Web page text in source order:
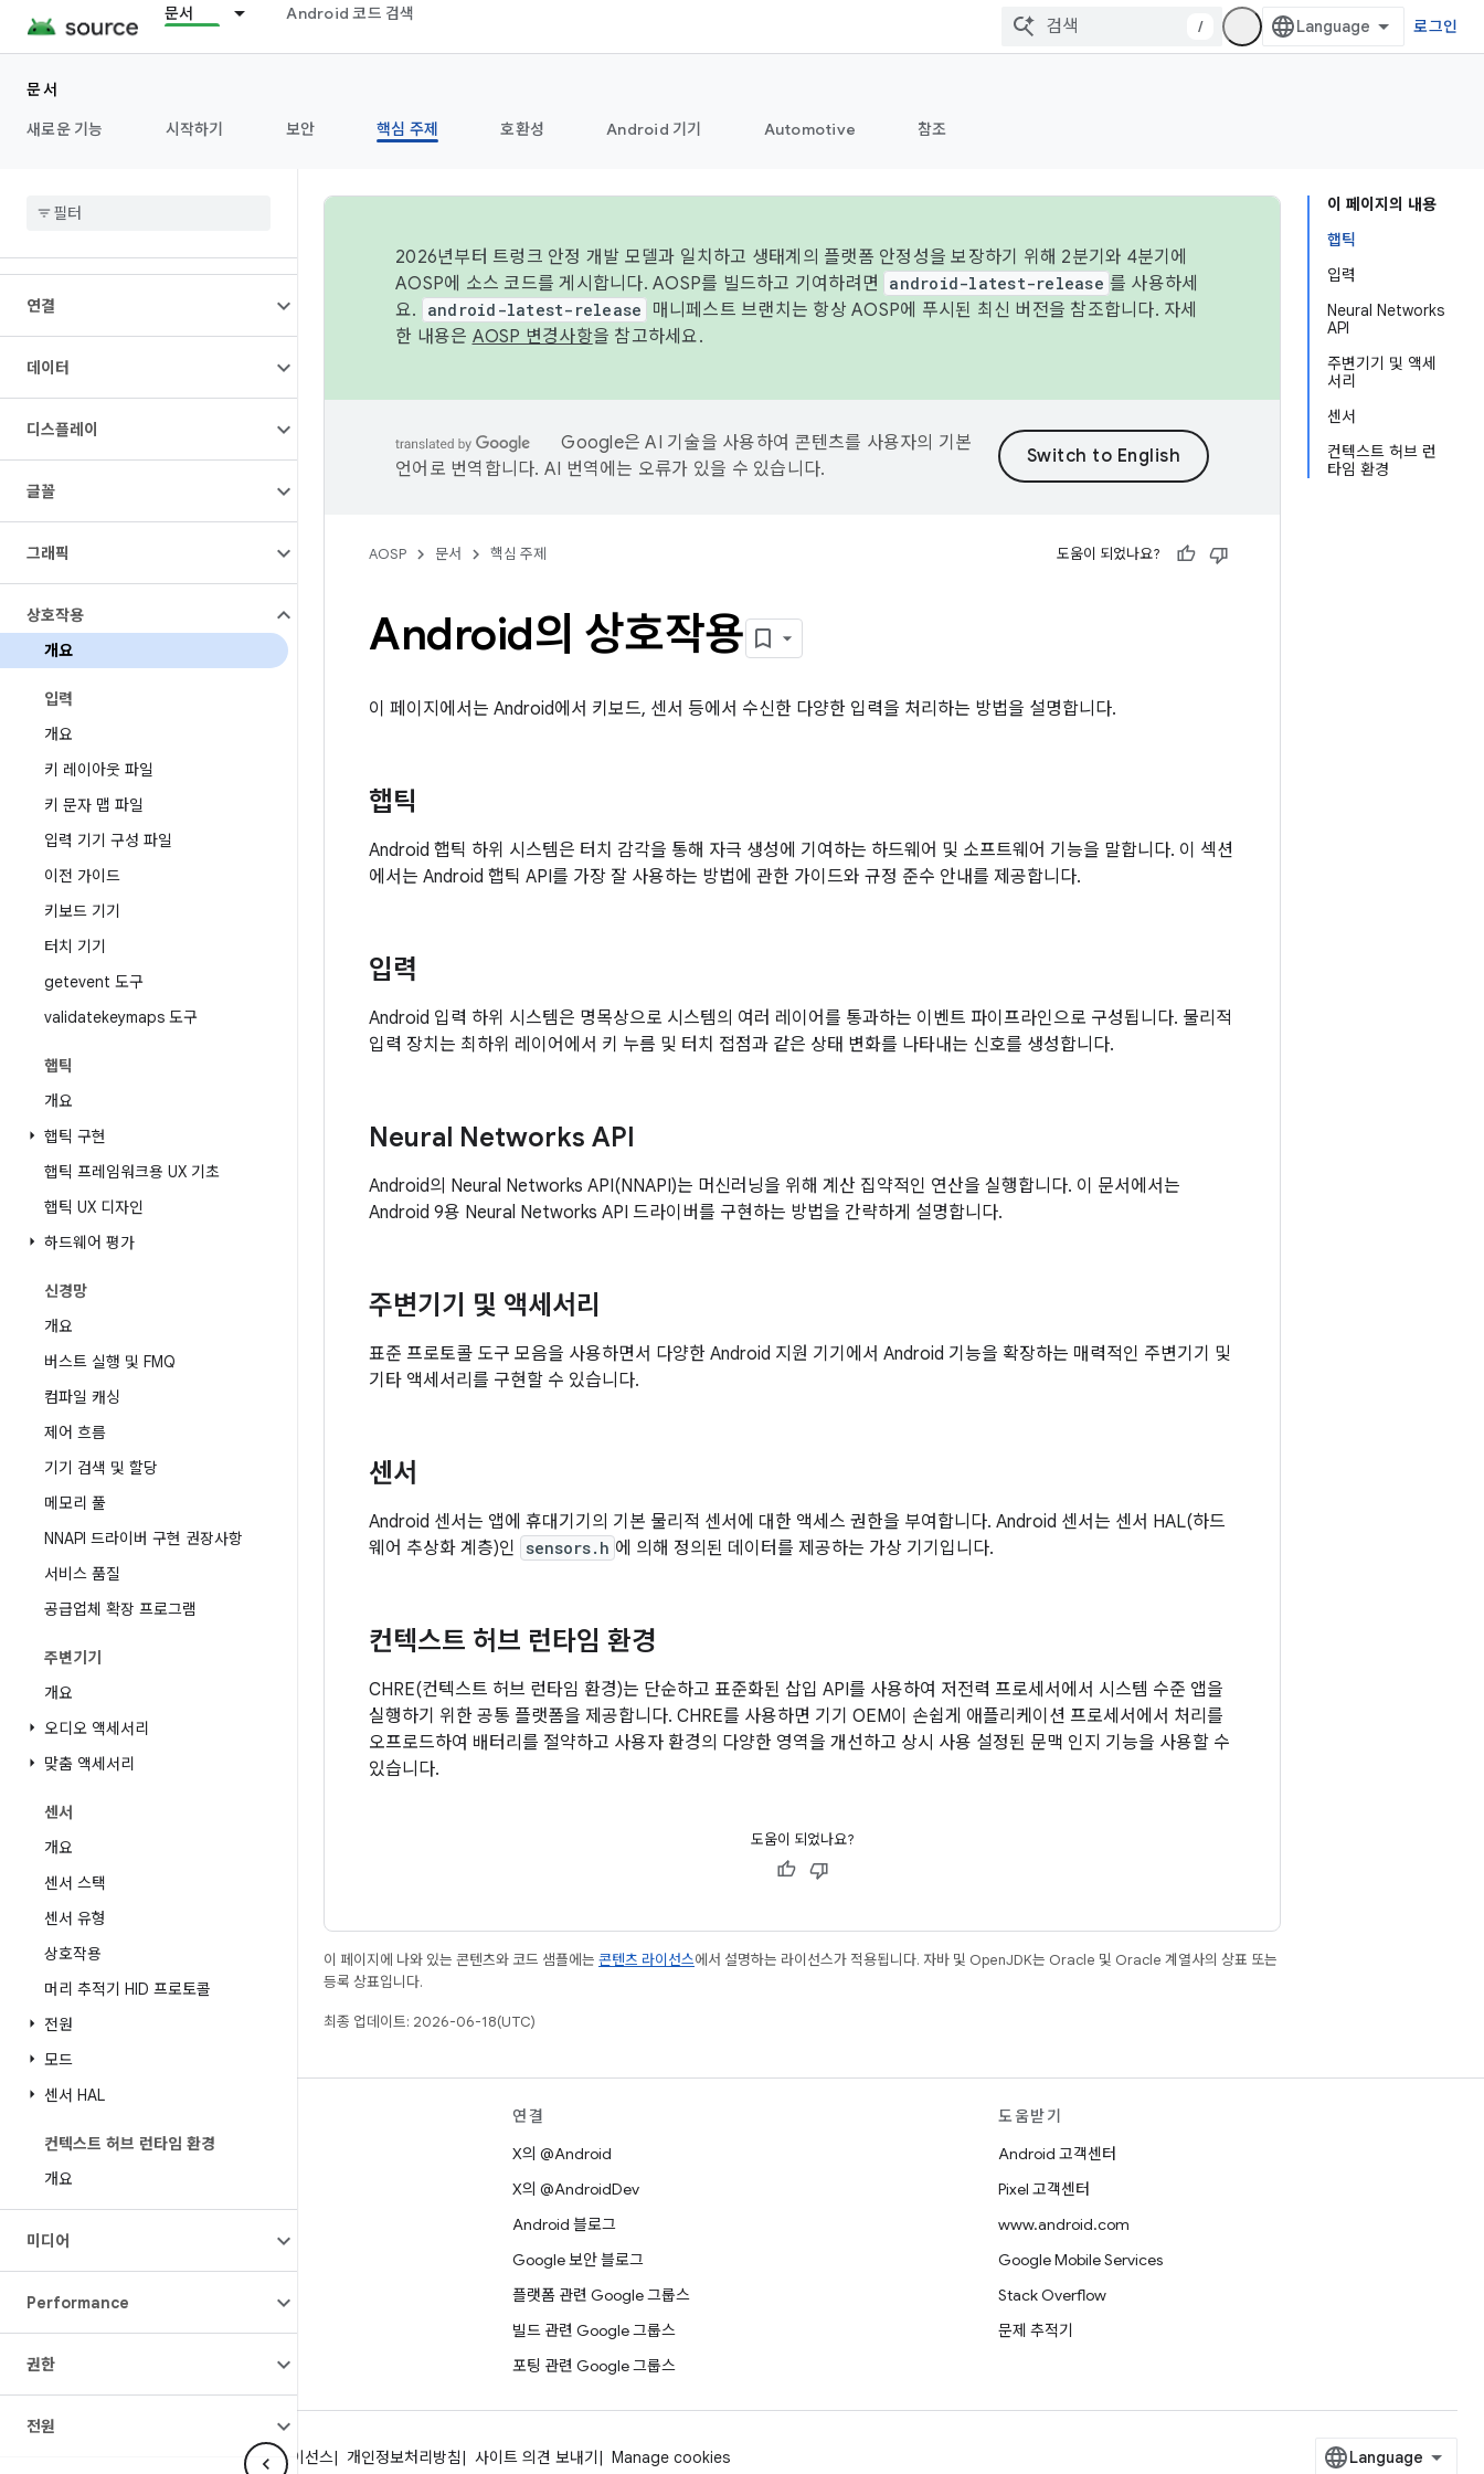
문서 Android 코드 검색
/ 로그인
문서
새로운 기능
시작하기 보안 핵심 주제 호환성 Android 기기 Automotive 참조
개요
아키텍처
연결
데이터
디스플레이
글꼴
그래픽
상호작용
개요
입력
개요
키 레이아웃 파일
키 문자 맵 파일
입력 기기 구성 파일
이전 가이드
키보드 기기
터치 기기
getevent 도구
validatekeymaps 도구
햅틱
개요
햅틱 구현
햅틱 프레임워크용 UX 기초
햅틱 UX 디자인
하드웨어 평가
신경망
개요
버스트 실행 및 FMQ
컴파일 캐싱
제어 흐름
기기 검색 및 할당
메모리 풀
NNAPI 드라이버 구현 권장사항
서비스 품질
공급업체 확장 프로그램
주변기기
개요
오디오 액세서리
맞춤 액세서리
센서
개요
센서 스택
센서 유형
상호작용
머리 추적기 HID 프로토콜
전원
모드
센서 HAL
컨텍스트 허브 런타임 환경
개요
미디어
Performance
권한
전원
이 페이지의 내용
햅틱
입력
Neural Networks
API
주변기기 및 액세
서리
센서
컨텍스트 허브 런
타임 환경
2026년부터 트렁크 안정 개발 모델과 일치하고 생태계의 플랫폼 안정성을 보장하기 위해 2분기와 4분기에
AOSP에 소스 코드를 게시합니다. AOSP를 빌드하고 기여하려면
android-latest-release 를 사용하세
요.
android-latest-release
매니페스트 브랜치는 항상 AOSP에 푸시된 최신 버전을 참조합니다. 자세
한 내용은 AOSP 변경사항을 참고하세요.
Google은 AI 기술을 사용하여 콘텐츠를 사용자의 기본
언어로 번역합니다. AI 번역에는 오류가 있을 수 있습니다.
AOSP 문서 핵심 주제 도움이 되었나요?
Android의 상호작용
이 페이지에서는 Android에서 키보드, 센서 등에서 수신한 다양한 입력을 처리하는 방법을 설명합니다.
햅틱
Android 햅틱 하위 시스템은 터치 감각을 통해 자극 생성에 기여하는 하드웨어 및 소프트웨어 기능을 말합니다. 이 섹션
에서는 Android 햅틱 API를 가장 잘 사용하는 방법에 관한 가이드와 규정 준수 안내를 제공합니다.
입력
Android 입력 하위 시스템은 명목상으로 시스템의 여러 레이어를 통과하는 이벤트 파이프라인으로 구성됩니다. 물리적
입력 장치는 최하위 레이어에서 키 누름 및 터치 접점과 같은 상태 변화를 나타내는 신호를 생성합니다.
Neural Networks API
Android의 Neural Networks API(NNAPI)는 머신러닝을 위해 계산 집약적인 연산을 실행합니다. 이 문서에서는
Android 9용 Neural Networks API 드라이버를 구현하는 방법을 간략하게 설명합니다.
주변기기 및 액세서리
표준 프로토콜 도구 모음을 사용하면서 다양한 Android 지원 기기에서 Android 기능을 확장하는 매력적인 주변기기 및
기타 액세서리를 구현할 수 있습니다.
센서
Android 센서는 앱에 휴대기기의 기본 물리적 센서에 대한 액세스 권한을 부여합니다. Android 센서는 센서 HAL(하드
웨어 추상화 계층)인
sensors.h 에 의해 정의된 데이터를 제공하는 가상 기기입니다.
컨텍스트 허브 런타임 환경
CHRE(컨텍스트 허브 런타임 환경)는 단순하고 표준화된 삽입 API를 사용하여 저전력 프로세서에서 시스템 수준 앱을
실행하기 위한 공통 플랫폼을 제공합니다. CHRE를 사용하면 기기 OEM이 손쉽게 애플리케이션 프로세서에서 처리를
오프로드하여 배터리를 절약하고 사용자 환경의 다양한 영역을 개선하고 상시 사용 설정된 문맥 인지 기능을 사용할 수
있습니다.
도움이 되었나요?
이 페이지에 나와 있는 콘텐츠와 코드 샘플에는 콘텐츠 라이선스에서 설명하는 라이선스가 적용됩니다. 자바 및 OpenJDK는 Oracle 및 Oracle 계열사의 상표 또는
등록 상표입니다.
최종 업데이트: 2026-06-18(UTC)
Android 저장소
요구사항
공장 출고 시 이미지
드라이버 바이너리
연결
X의 @Android
X의 @AndroidDev
Android 블로그
Google 보안 블로그
플랫폼 관련 Google 그룹스
빌드 관련 Google 그룹스
포팅 관련 Google 그룹스
도움받기
Android 고객센터
Pixel 고객센터
www.android.com
Google Mobile Services
Stack Overflow
문제 추적기
법률 조항 라이선스 개인정보처리방침 사이트 의견 보내기 Manage cookies